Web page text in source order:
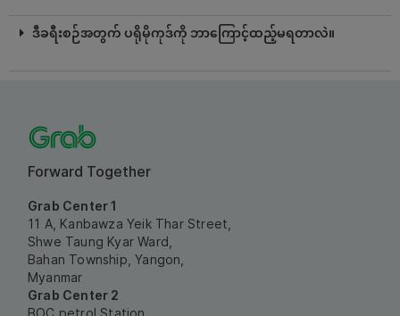
ဒီခရီးစဉ်အတွက် ပရိုမိုကုဒ်ကို ဘာကြောင့်ထည့်မရတာလဲ။
Forward Together
Grab Center 1
11 A, Kanbawza Yeik Thar Street,
Shwe Taung Kyar Ward,
Bahan Township, Yangon,
Myanmar
Grab Center 2
BOC petrol Station